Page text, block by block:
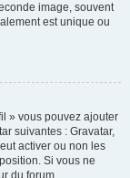
image, souvent
est unique ou
» vous pouvez ajouter
suivantes : Gravatar,
activer ou non les
Si vous ne
du forum.